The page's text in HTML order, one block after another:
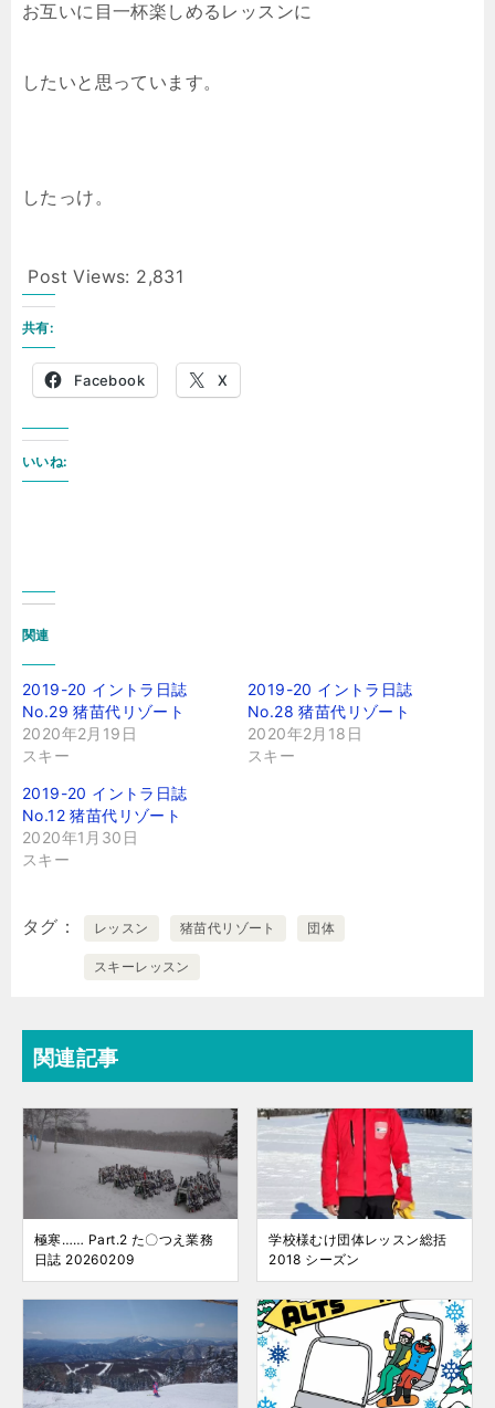
お互いに目一杯楽しめるレッスンに
したいと思っています。
したっけ。
Post Views: 2,831
共有:
Facebook X
いいね:
関連
2019-20 イントラ日誌
No.29 猪苗代リゾート
2020年2月19日
スキー
2019-20 イントラ日誌
No.28 猪苗代リゾート
2020年2月18日
スキー
2019-20 イントラ日誌
No.12 猪苗代リゾート
2020年1月30日
スキー
タグ レッスン 猪苗代リゾート 団体
スキーレッスン
関連記事
極寒…… Part.2 た〇つえ業務
日誌 20260209
学校様むけ団体レッスン総括
2018 シーズン